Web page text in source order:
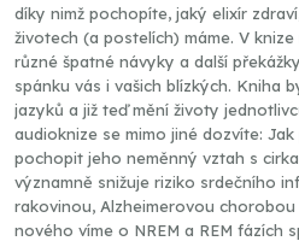
díky nimž pochopíte, jaký elixír
životech (a postelích) máme. V
různé špatné návyky a další
spánku vás i vašich blízkých. Kniha
jazyků a již teď mění životy
audioknize se mimo jiné dozvíte:
pochopit jeho neměnný vztah s
významně snižuje riziko srdečního
rakovinou, Alzheimerovou
nového víme o NREM a REM fázích